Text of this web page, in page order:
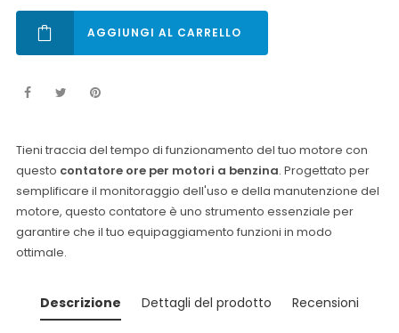
AGGIUNGI AL CARRELLO
Tieni traccia del tempo di funzionamento del tuo motore con
questo contatore ore per motori a benzina. Progettato per
semplificare il monitoraggio dell'uso e della manutenzione del
motore, questo contatore è uno strumento essenziale per
garantire che il tuo equipaggiamento funzioni in modo
ottimale.
Descrizione Dettagli del prodotto Recensioni